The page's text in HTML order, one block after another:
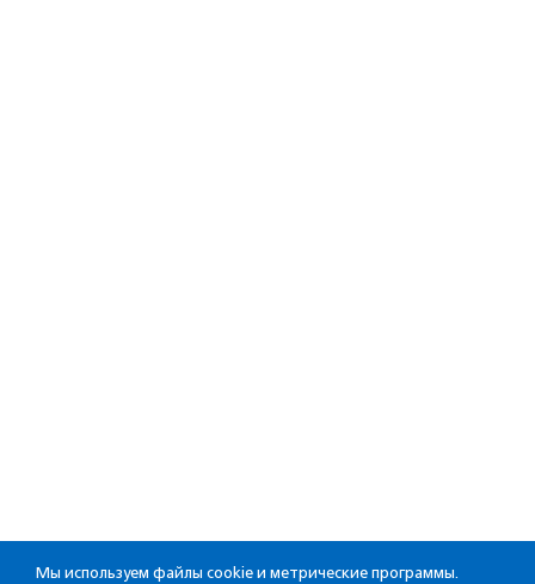
Мы используем файлы cookie и метрические программы.